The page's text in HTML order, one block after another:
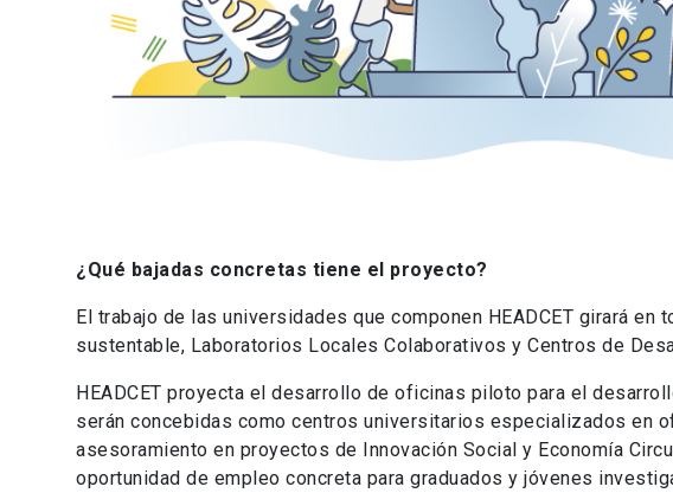
¿Qué bajadas concretas tiene el proyecto?
El trabajo de las universidades que componen HEADCET girará
sustentable, Laboratorios Locales Colaborativos y Centros de
HEADCET proyecta el desarrollo de oficinas piloto para el
serán concebidas como centros universitarios especializados en
asesoramiento en proyectos de Innovación Social y Economía
oportunidad de empleo concreta para graduados y jóvenes